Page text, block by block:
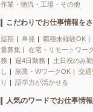
作業・物流・工場・その他
こだわりでお仕事情報を
短期 単発 職種未経験OK
量募集
在宅・リモートワーク
務
週4日勤務 土日祝のみ
し
副業・WワークOK
交通
り
語学力が活かせる
人気のワードでお仕事情